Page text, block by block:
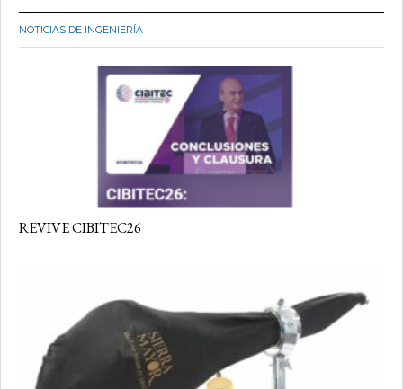
NOTICIAS DE INGENIERÍA
REVIVE CIBITEC26